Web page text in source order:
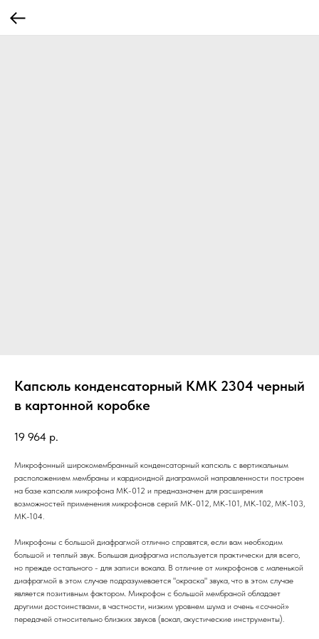
Капсюль конденсаторный КМК 2304 черный
в картонной коробке
19 964 р.
Микрофонный широкомембранный конденсаторный капсюль с вертикальным
расположением мембраны и кардиоидной диаграммой направленности построен
на базе капсюля микрофона МК-012 и предназначен для расширения
возможностей применения микрофонов серий МК-012, МК-101, МК-102, МК-103,
МК-104.
Микрофоны с большой диафрагмой отлично справятся, если вам необходим
большой и теплый звук. Большая диафрагма используется практически для всего,
но прежде остального - для записи вокала. В отличие от микрофонов с маленькой
диафрагмой в этом случае подразумевается "окраска" звука, что в этом случае
является позитивным фактором. Микрофон с большой мембраной обладает
другими достоинствами, в частности, низким уровнем шума и очень «сочной»
передачей относительно близких звуков (вокал, акустические инструменты).